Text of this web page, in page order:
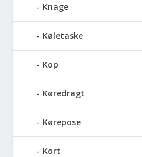
Knage
Køletaske
Kop
Køredragt
Kørepose
Kort